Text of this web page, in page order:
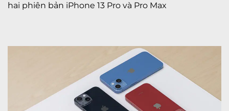
hai phiên bản iPhone 13 Pro và Pro Max